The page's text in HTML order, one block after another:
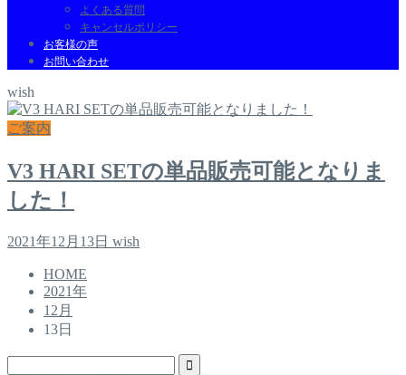
よくある質問
キャンセルポリシー
お客様の声
お問い合わせ
wish
ご案内
V3 HARI SETの単品販売可能となりま
した！
2021年12月13日 wish
HOME
2021年
12月
13日